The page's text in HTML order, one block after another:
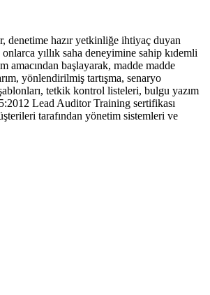
hazır yetkinliğe ihtiyaç duyan
yıllık saha deneyimine sahip kıdemli
amacından başlayarak, madde madde
yönlendirilmiş tartışma, senaryo
tetkik kontrol listeleri, bulgu yazım
Lead Auditor Training sertifikası
tarafından yönetim sistemleri ve